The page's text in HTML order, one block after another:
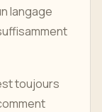
langage
toujours